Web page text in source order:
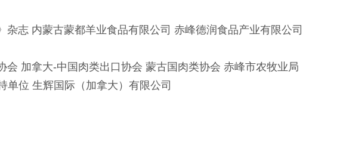
志 内蒙古蒙都羊业食品有限公司 赤峰德润食品产业有限公司
加拿大-中国肉类出口协会 蒙古国肉类协会 赤峰市农牧业局
单位 生辉国际（加拿大）有限公司